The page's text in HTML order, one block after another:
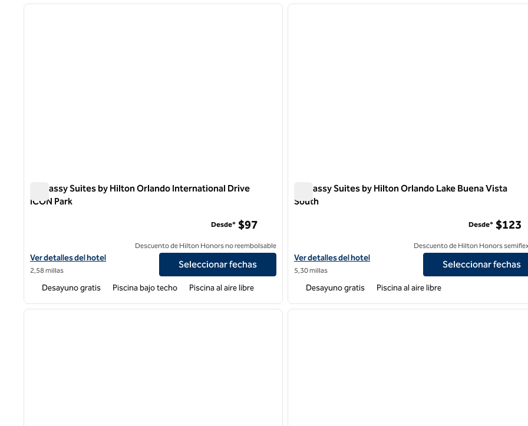
1 de 12
siguiente imagen
Embassy Suites by Hilton Orlando International Drive
ICON Park
Ver detalles del hotel Embassy Suites by Hilton Orlando International Drive ICON Park
Ver detalles del hotel
2,58 millas
Desde* $97
Descuento de Hilton Honors no reembolsable
Seleccionar fechas
Desayuno gratis Piscina bajo techo Piscina al aire libre
1 de 12
Embassy Suites by Hilton Orlando Lake Buena Vista
South
Ver detalles del hotel Embassy Suites by Hilton Orlando Lake
Ver detalles del hotel
5,30 millas
Desde* $123
Descuento de Hilton Honors
Seleccionar fechas
Desayuno gratis Piscina al aire libre
1 de 12
siguiente imagen
1 de 13